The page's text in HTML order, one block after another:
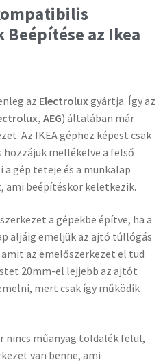
az Ikea
az Electroluxgyártja. Így az
AEG) általában már
Az IKEA géphez képest csak
hozzájuk mellékelve a felső
gép teteje és a munkalap
ami beépítéskor keletkezik.
a gépekbe építve, ha a
aljáig emeljük az ajtó túllógás
az emelőszerkezet el tud
20mm-el lejjebb az ajtót
mert csak így működik
nincs műanyag toldalék felül,
van benne, ami